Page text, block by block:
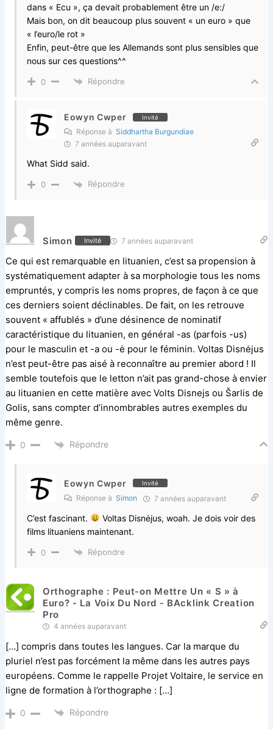
dans « Ecu », ça devait probablement être un /e:/
Mais bon, on dit beaucoup plus souvent « un euro » que
« l’euro/le rot »
Enfin, peut-être que les Allemands sont plus sensibles que
nous sur ces questions^^
0 Répondre
Eowyn Cwper Invité
Réponse à Siddhartha Burgundiae
7 années auparavant
What Sidd said.
0 Répondre
Simon Invité 7 années auparavant
Ce qui est remarquable en lituanien, c’est sa propension à
systématiquement adapter à sa morphologie tous les noms
empruntés, y compris les noms propres, de façon à ce que
ces derniers soient déclinables. De fait, on les retrouve
souvent « affublés » d’une désinence de nominatif
caractéristique du lituanien, en général -as (parfois -us)
pour le masculin et -a ou -ė pour le féminin. Voltas Disnėjus
n’est peut-être pas aisé à reconnaître au premier abord ! Il
semble toutefois que le letton n’ait pas grand-chose à envier
au lituanien en cette matière avec Volts Disnejs ou Šarlis de
Golis, sans compter d’innombrables autres exemples du
même genre.
0 Répondre
Eowyn Cwper Invité
Réponse à Simon 7 années auparavant
C’est fascinant.
Voltas Disnėjus, woah. Je dois voir des
films lituaniens maintenant.
0 Répondre
Orthographe : Peut-on Mettre Un « S » à
Euro? - La Voix Du Nord - BAcklink Creation
Pro
4 années auparavant
[…] compris dans toutes les langues. Car la marque du
pluriel n’est pas forcément la même dans les autres pays
européens. Comme le rappelle Projet Voltaire, le service en
ligne de formation à l’orthographe : […]
0 Répondre